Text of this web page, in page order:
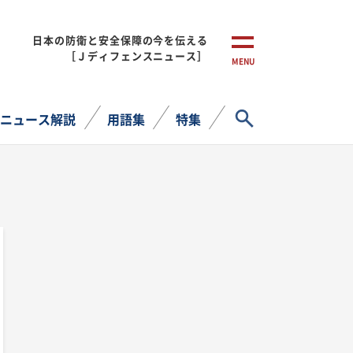
日本の防衛と安全保障の今を伝える
［Ｊディフェンスニュース］
MENU
ニュース解説 用語集 特集